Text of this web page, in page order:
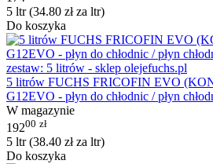
5 ltr (34.80 złza ltr)
Do koszyka
5 litrów FUCHS FRICOFIN EVO
G12EVO - płyn do chłodnic / płyn
W magazynie
19200 zł
5 ltr (38.40 złza ltr)
Do koszyka